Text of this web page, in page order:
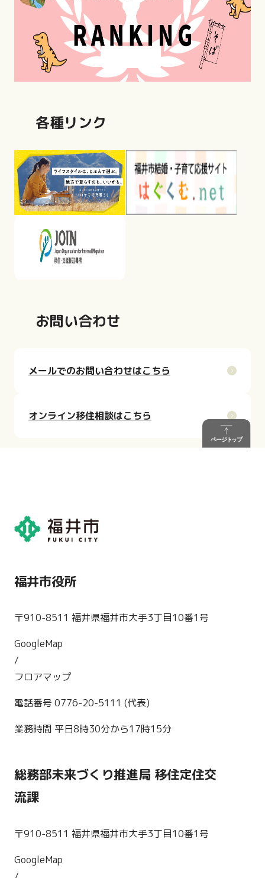
各種リンク
お問い合わせ
メールでのお問い合わせはこちら
オンライン移住相談はこちら
福井市役所
〒910-8511 福井県福井市大手3丁目10番1号
GoogleMap
/
フロアマップ
電話番号 0776-20-5111 (代表)
業務時間 平日8時30分から17時15分
総務部未来づくり推進局 移住定住交
流課
〒910-8511 福井県福井市大手3丁目10番1号
GoogleMap